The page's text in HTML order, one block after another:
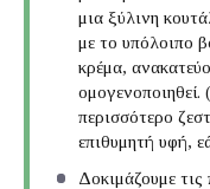
μια ξύλινη
με το υπόλοιπο
κρέμα,
περισσότερο
επιθυμητή υφή,
Δοκιμάζουμε